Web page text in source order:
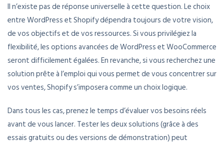
Il n’existe pas de réponse universelle à cette question. Le choix
entre WordPress et Shopify dépendra toujours de votre vision,
de vos objectifs et de vos ressources. Si vous privilégiez la
flexibilité, les options avancées de WordPress et WooCommerce
seront difficilement égalées. En revanche, si vous recherchez une
solution prête à l’emploi qui vous permet de vous concentrer sur
vos ventes, Shopify s’imposera comme un choix logique.
Dans tous les cas, prenez le temps d’évaluer vos besoins réels
avant de vous lancer. Tester les deux solutions (grâce à des
essais gratuits ou des versions de démonstration) peut